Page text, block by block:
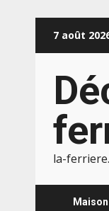
7 août
la-
Maison